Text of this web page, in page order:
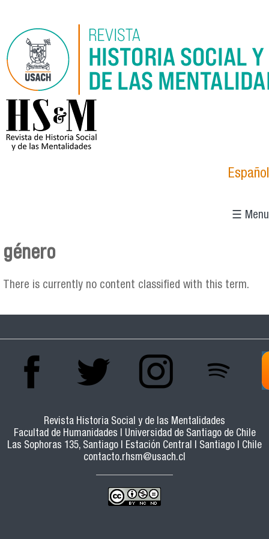
logo_hsm_2021.png
Español
☰ Menu
You are here
género
There is currently no content classified with this term.
Revista Historia Social y de las Mentalidades
Facultad de Humanidades | Universidad de Santiago de Chile
Las Sophoras 135, Santiago | Estación Central | Santiago | Chile
contacto.rhsm@usach.cl